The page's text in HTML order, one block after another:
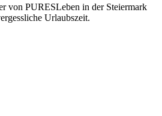
von PURESLeben in der Steiermark
Urlaubszeit.